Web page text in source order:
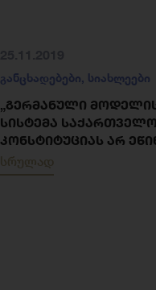
განცხადებები, სიახლეები
„ᲒᲔᲠᲛᲐᲜᲣᲚᲘ
ᲡᲘᲡᲢᲔᲛᲐ
ᲙᲝᲜᲡᲢᲘᲢᲣᲪᲘᲐᲡ ᲐᲠ
სრულად